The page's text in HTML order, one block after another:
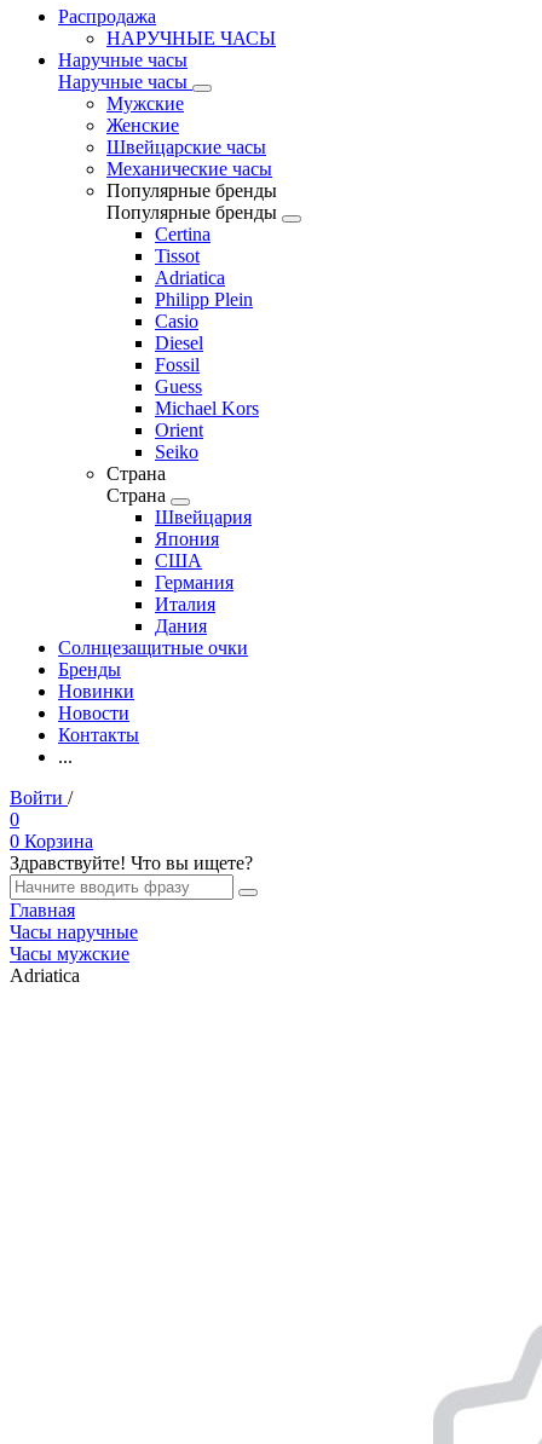
Распродажа
НАРУЧНЫЕ ЧАСЫ
Наручные часы
Наручные часы
Мужские
Женские
Швейцарские часы
Механические часы
Популярные бренды
Популярные бренды
Certina
Tissot
Adriatica
Philipp Plein
Casio
Diesel
Fossil
Guess
Michael Kors
Orient
Seiko
Страна
Страна
Швейцария
Япония
США
Германия
Италия
Дания
Солнцезащитные очки
Бренды
Новинки
Новости
Контакты
...
Войти /
0
0 Корзина
Здравствуйте! Что вы ищете?
Главная
Часы наручные
Часы мужские
Adriatica